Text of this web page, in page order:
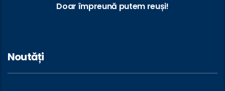
Doar împreună putem reuși!
Noutăți